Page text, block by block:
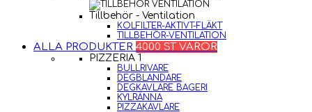
Tillbehör - Ventilation
KOLFILTER-AKTIVT-FLÄKT
TILLBEHÖR-VENTILATION
ALLA PRODUKTER 4000 ST VAROR
PIZZERIA 1
BULLRIVARE
DEGBLANDARE
DEGKAVLARE BAGERI
KYLRÄNNA
PIZZAKAVLARE